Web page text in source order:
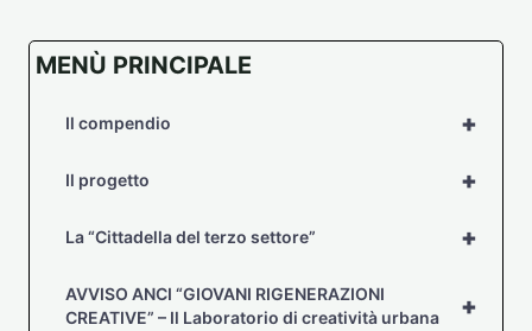
MENÙ PRINCIPALE
+
Il compendio
+
Il progetto
+
La “Cittadella del terzo settore”
+
AVVISO ANCI “GIOVANI RIGENERAZIONI
CREATIVE” – Il Laboratorio di creatività urbana